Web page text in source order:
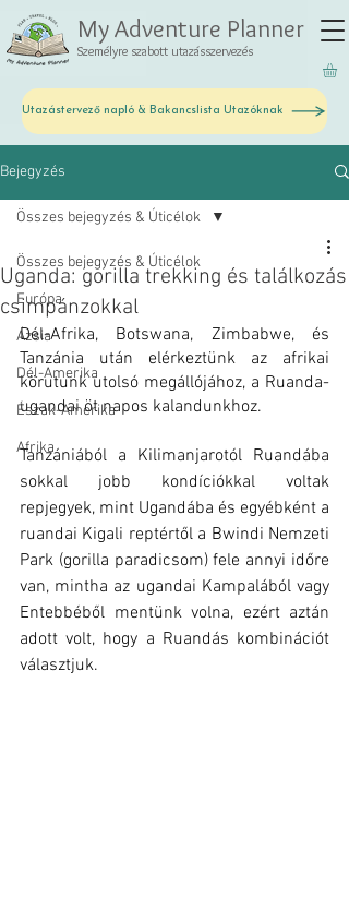
My Adventure Planner
Személyre szabott utazásszervezés
Utazástervező napló & Bakancslista Utazóknak
Bejegyzés
Összes bejegyzés & Úticélok
Európa
Ázsia
Dél-Amerika
Észak-Amerika
Afrika
Összes bejegyzés & Úticélok
Uganda: gorilla trekking és találkozás
csimpánzokkal
Dél-Afrika, Botswana, Zimbabwe, és
Tanzánia után elérkeztünk az afrikai
körutunk utolsó megállójához, a Ruanda-
ugandai öt napos kalandunkhoz.
Tanzániából a Kilimanjarotól Ruandába
sokkal jobb kondíciókkal voltak
repjegyek, mint Ugandába és egyébként a
ruandai Kigali reptértől a Bwindi Nemzeti
Park (gorilla paradicsom) fele annyi időre
van, mintha az ugandai Kampalából vagy
Entebbéből mentünk volna, ezért aztán
adott volt, hogy a Ruandás kombinációt
választjuk.